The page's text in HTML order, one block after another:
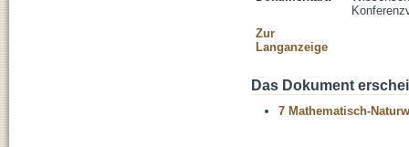
Zur
Langanzeige
Das Dokument
7 Mathematisch-